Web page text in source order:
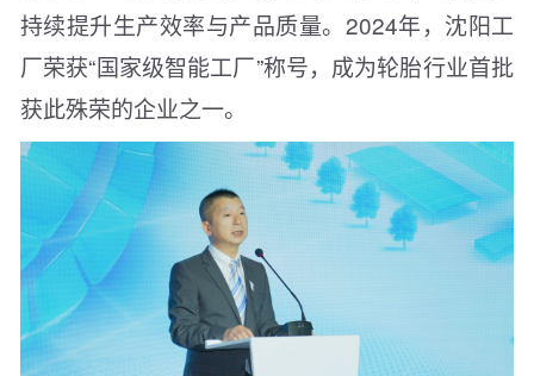
持续提升生产效率与产品质量。2024年，沈阳工
厂荣获“国家级智能工厂”称号，成为轮胎行业首批
获此殊荣的企业之一。